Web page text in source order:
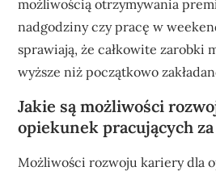
możliwością otrzymywania
nadgodziny czy pracę w
sprawiają, że całkowite zarobki
wyższe niż początkowo
Jakie są możliwości
opiekunek pracujących
Możliwości rozwoju kariery dla